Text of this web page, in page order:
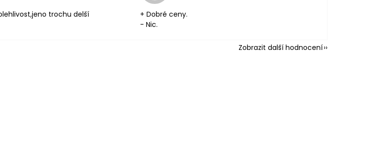
trochu delší
+ Dobré ceny.
- Nic.
Zobrazit další hodnocení